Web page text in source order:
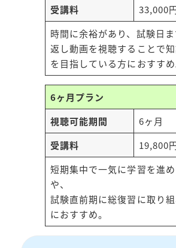
受講料
33,000
時間に余裕があり、試験日ま
返し動画を視聴することで
を目指している方におすすめ
6ヶ月プラン
視聴可能期間
6ヶ月
受講料
19,800
短期集中で一気に学習を進
や、
試験直前期に総復習に取り
におすすめ。